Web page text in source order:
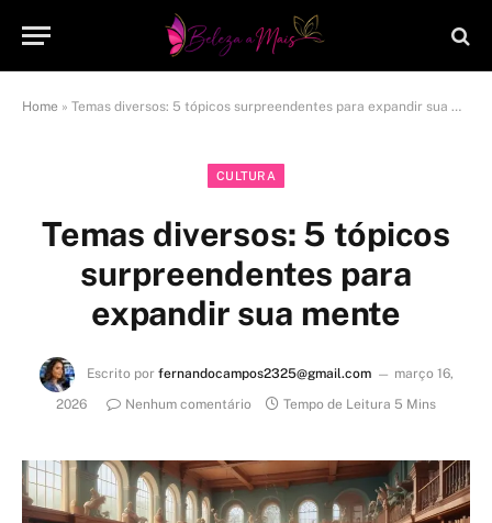
Home » Temas diversos: 5 tópicos surpreendentes para expandir sua mente
CULTURA
Temas diversos: 5 tópicos
surpreendentes para
expandir sua mente
Escrito por fernandocampos2325@gmail.com
março 16,
2026
Nenhum comentário Tempo de Leitura 5 Mins